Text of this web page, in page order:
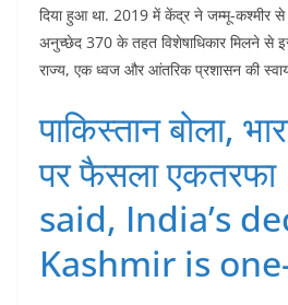
दिया हुआ था. 2019 में केंद्र ने जम्मू-कश्मीर से
अनुच्छेद 370 के तहत विशेषाधिकार मिलने से
राज्य, एक ध्वज और आंतरिक प्रशासन की
पाकिस्तान बोला,
पर फैसला
said, India’s
Kashmir is